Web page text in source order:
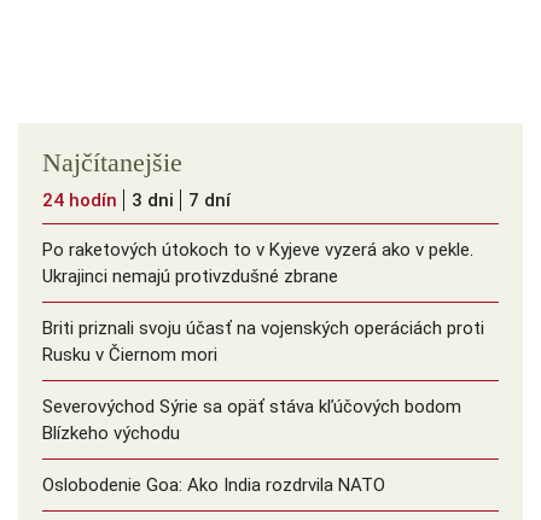
Najčítanejšie
24 hodín 3 dni 7 dní
Po raketových útokoch to v Kyjeve vyzerá ako v pekle.
Ukrajinci nemajú protivzdušné zbrane
Briti priznali svoju účasť na vojenských operáciách proti
Rusku v Čiernom mori
Severovýchod Sýrie sa opäť stáva kľúčových bodom
Blízkeho východu
Oslobodenie Goa: Ako India rozdrvila NATO